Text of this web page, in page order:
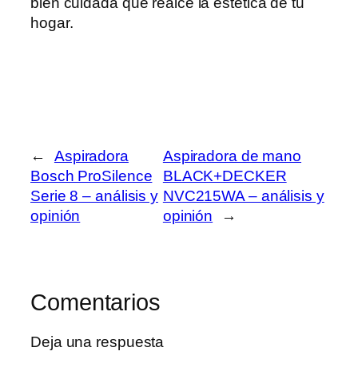
hogar.
←
Aspiradora
Bosch ProSilence
Serie 8 – análisis y
opinión
Aspiradora de mano
BLACK+DECKER
NVC215WA – análisis y
opinión
→
Comentarios
Deja una respuesta